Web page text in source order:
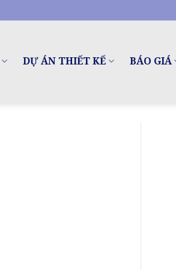
DỰ ÁN THIẾT KẾ BÁO GIÁ